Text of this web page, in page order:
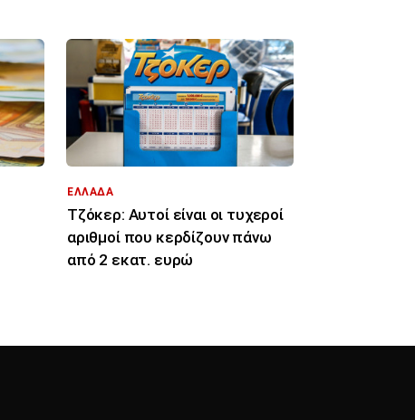
ΕΛΛΑΔΑ
Τζόκερ: Αυτοί είναι οι τυχεροί
αριθμοί που κερδίζουν πάνω
από 2 εκατ. ευρώ